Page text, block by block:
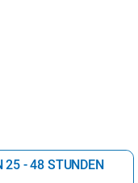
25 - 48 STUNDEN